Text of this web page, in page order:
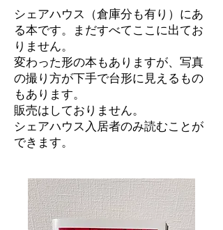
シェアハウス（倉庫分も有り）にあ
る本です。まだすべてここに出てお
りません。
変わった形の本もありますが、写真
の撮り方が下手で台形に見えるもの
もあります。
​販売はしておりません。
シェアハウス入居者のみ読むことが
できます。